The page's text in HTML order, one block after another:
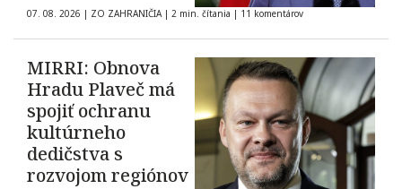
07. 08. 2026 | ZO ZAHRANIČIA | 2 min. čítania | 11 komentárov
MIRRI: Obnova
Hradu Plaveč má
spojiť ochranu
kultúrneho
dedičstva s
rozvojom regiónov